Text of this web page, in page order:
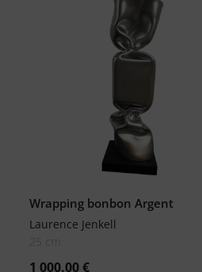
Wrapping bonbon Argent
Laurence Jenkell
1 000.00€